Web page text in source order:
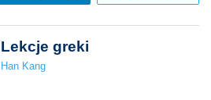
Lekcje greki
Han Kang